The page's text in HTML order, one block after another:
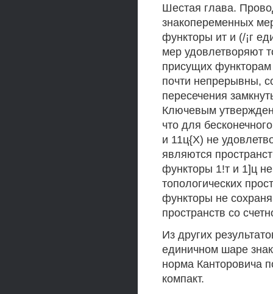
Шестая глава.
знакопеременных
функторы ит и (/¡г
мер удовлетворяют
присущих
почти непрерывны,
пересечения
Ключевым
что для
и 11ц{Х) не
являются
функторы 1!т и 1]ц
топологических
функторы не
пространств со
Из других
единичном шаре
норма Канторовича
компакт.